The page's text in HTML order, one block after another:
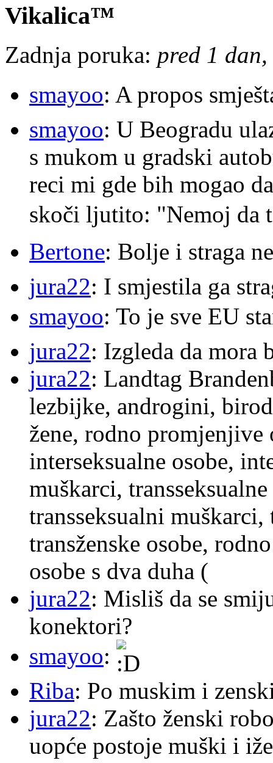
Vikalica™
Zadnja poruka: pred 1
smayoo: A propos
smayoo: U Beogradu
s mukom u gradski
reci mi gde bih mogao
skoči ljutito: "Nemoj da
Bertone: Bolje i straga
jura22: I smjestila ga
smayoo: To je sve EU
jura22: Izgleda da mora
jura22: Landtag
lezbijke, androgini,
žene, rodno
interseksualne osobe,
muškarci,
transseksualni muškarci,
transženske osobe,
osobe s dva duha (
jura22: Misliš da se
konektori?
smayoo:
Riba: Po muskim i
jura22: Zašto ženski
uopće postoje muški i